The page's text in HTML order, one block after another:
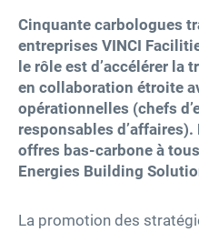
twitter
Cinquante carbologues
entreprises VINCI
le rôle est d’accélérer la
en collaboration étroite
opérationnelles (chefs
responsables
offres bas-carbone à
Energies Building
La promotion des